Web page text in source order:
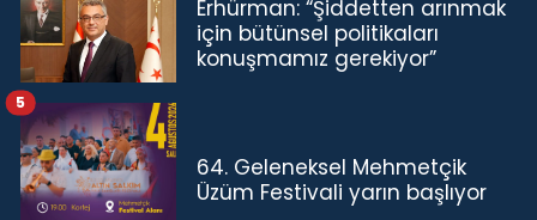
Erhürman: “Şiddetten arınmak
için bütünsel politikaları
konuşmamız gerekiyor”
64. Geleneksel Mehmetçik
Üzüm Festivali yarın başlıyor
5